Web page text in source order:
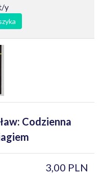
y
Codzienna
3,00 PLN